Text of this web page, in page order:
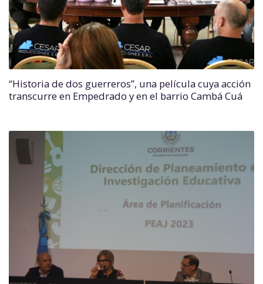
“Historia de dos guerreros”, una película cuya acción
transcurre en Empedrado y en el barrio Cambá Cuá